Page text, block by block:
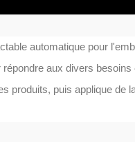
automatique pour
aux divers
produits, puis applique de